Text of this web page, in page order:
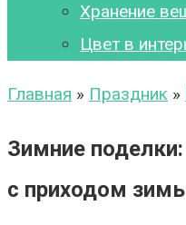
Хранение
Цвет в
Главная » Праздник »
Зимние
с приходом